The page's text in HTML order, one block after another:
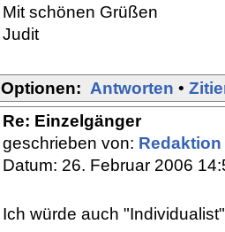
Mit schönen Grüßen
Judit
Optionen: Antworten •
Re: Einzelgänger
geschrieben von: Redaktion
Datum: 26. Februar 2006
Ich würde auch